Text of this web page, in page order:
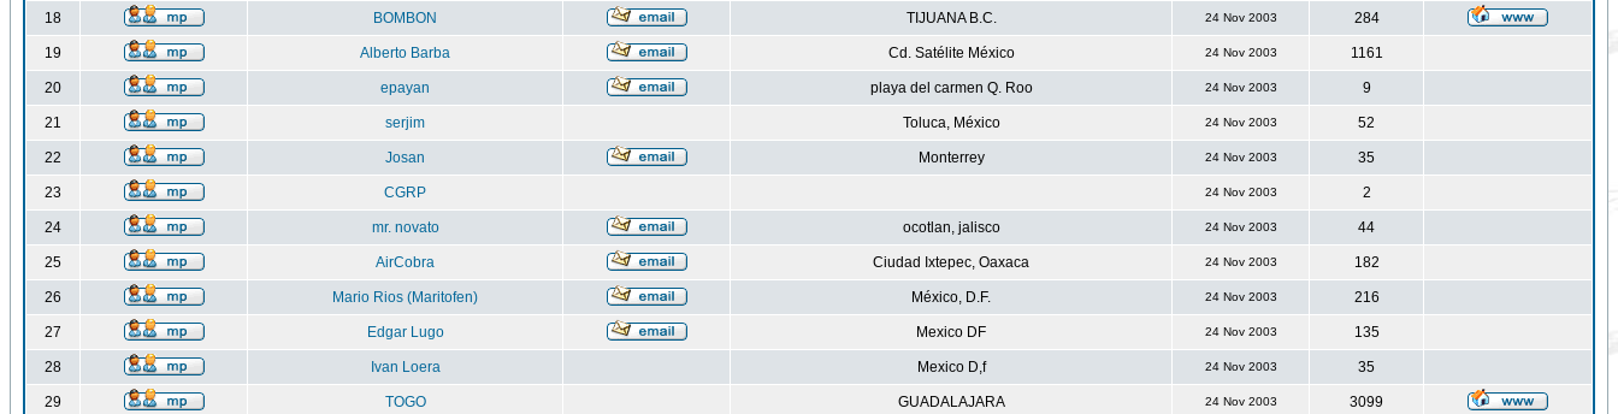
18 BOMBON TIJUANA B.C. 24 Nov 2003 284
19 Alberto Barba Cd. Satélite México 24 Nov 2003 1161
20 epayan playa del carmen Q. Roo 24 Nov 2003 9
21 serjim Toluca, México 24 Nov 2003 52
22 Josan Monterrey 24 Nov 2003 35
23 CGRP 24 Nov 2003 2
24 mr. novato ocotlan, jalisco 24 Nov 2003 44
25 AirCobra Ciudad Ixtepec, Oaxaca 24 Nov 2003 182
26 Mario Rios (Maritofen) México, D.F. 24 Nov 2003 216
27 Edgar Lugo Mexico DF 24 Nov 2003 135
28 Ivan Loera Mexico D,f 24 Nov 2003 35
29 TOGO GUADALAJARA 24 Nov 2003 3099